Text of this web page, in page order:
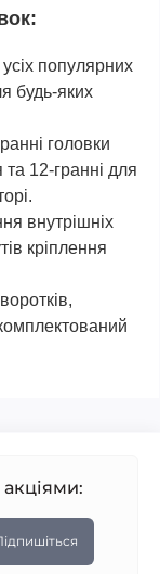
усіх популярних
будь-яких
головки
12-гранні для
внутрішніх
кріплення